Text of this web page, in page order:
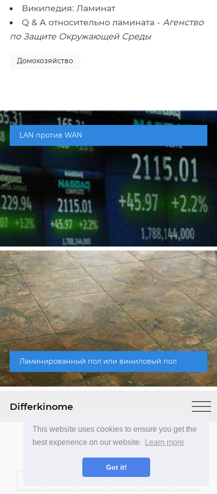
This website uses cookies to ensure you get the
best experience on our website.
Learn more
Got it!
Википедия: Ламинат
Q & A относительно ламината - Агенство
по Защите Окружающей Среды
Домохозяйство
LAN против WAN
Ламинированный пол или виниловый пол
Differkinome